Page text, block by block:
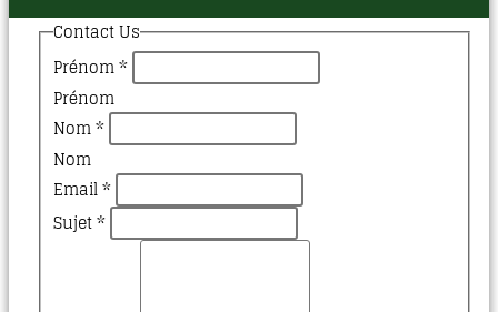
Contact Us
Prénom*
Prénom
Nom*
Nom
Email*
Sujet*